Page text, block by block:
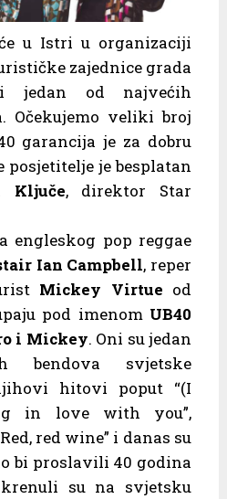
u Istri u organizaciji
zajednice grada
jedan od najvećih
Očekujemo veliki broj
garancija je za dobru
posjetitelje je besplatan
Ključe, direktor Star
engleskog pop reggae
Ian Campbell, reper
Mickey Virtue od
pod imenom UB40
i Mickey. Oni su jedan
bendova svjetske
hitovi poput “(I
in love with you”,
red wine” i danas su
bi proslavili 40 godina
su na svjetsku